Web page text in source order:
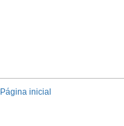
Página inicial